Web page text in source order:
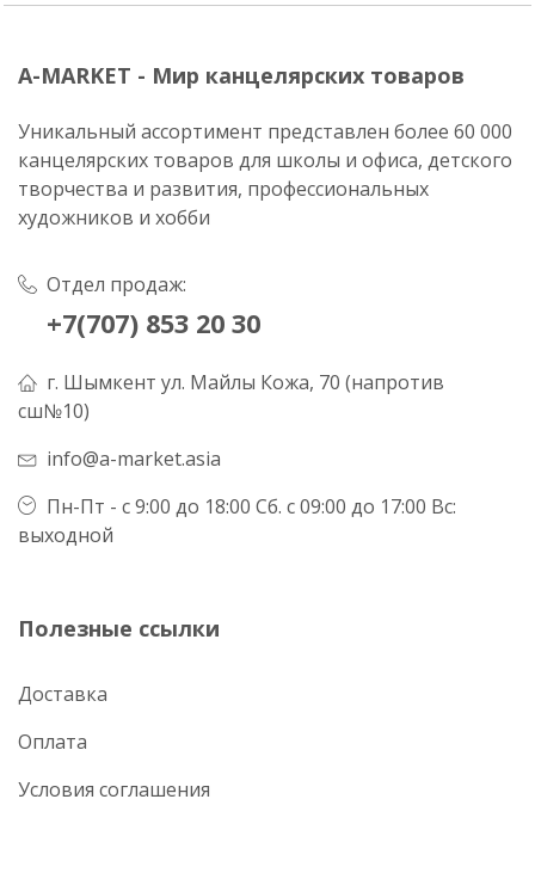
A-MARKET - Мир канцелярских товаров
Уникальный ассортимент представлен более 60 000
канцелярских товаров для школы и офиса, детского
творчества и развития, профессиональных
художников и хобби
Отдел продаж:
+7(707) 853 20 30
г. Шымкент ул. Майлы Кожа, 70 (напротив
сш№10)
info@a-market.asia
Пн-Пт - с 9:00 до 18:00 Сб. с 09:00 до 17:00 Вс:
выходной
Полезные ссылки
Доставка
Оплата
Условия соглашения